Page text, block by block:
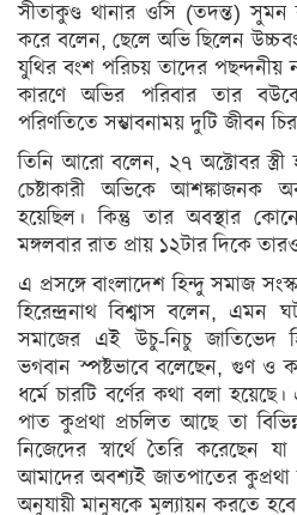
অন্যরকম
ইতিহাস
ও
ঐতিহ্য
মনীষীদের
কথা
ভ্রমণ
রঙ্গরস
মতামত
ইসলাম
সনাতন
সীতাকুণ্ড থানার ওসি (তদন্ত) সুমন
করে বলেন, ছেলে অভি ছিলেন
যুথির বংশ পরিচয় তাদের
কারণে অভির পরিবার তার
পরিণতিতে সম্ভাবনাময় দুটি জীবন
তিনি আরো বলেন, ২৭ অক্টোবর
চেষ্টাকারী অভিকে আশঙ্কাজনক
হয়েছিল। কিন্তু তার অবস্থার
মঙ্গলবার রাত প্রায় ১২টার দিকে
এ প্রসঙ্গে বাংলাদেশ হিন্দু সমাজ
হিরেন্দ্রনাথ বিশ্বাস বলেন, এমন
সমাজের এই উচু-নিচু জাতিভেদ
ভগবান স্পষ্টভাবে বলেছেন, গুণ ও
ধর্মে চারটি বর্ণের কথা বলা
পাত কুপ্রথা প্রচলিত আছে তা
নিজেদের স্বার্থে তৈরি করেছেন
আমাদের অবশ্যই জাতপাতের
অনুযায়ী মানুষকে মূল্যায়ন করতে